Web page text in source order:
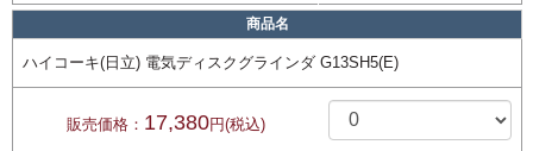
商品名
ハイコーキ(日立) 電気ディスクグラインダ G13SH5(E)
販売価格： 17,380円(税込)